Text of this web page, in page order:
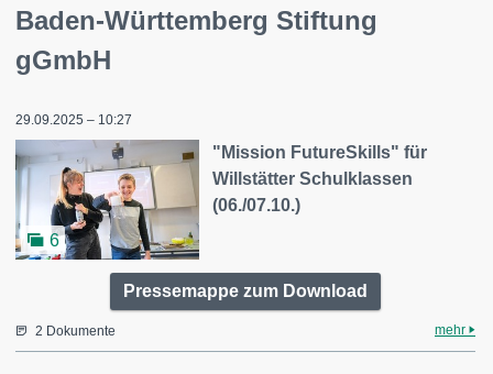
Baden-Württemberg Stiftung
gGmbH
29.09.2025 – 10:27
6
"Mission FutureSkills" für
Willstätter Schulklassen
(06./07.10.)
Pressemappe zum Download
2 Dokumente mehr